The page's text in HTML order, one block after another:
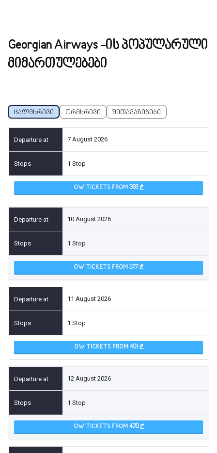
Georgian Airways -ის პოპულარული
მიმართულებები
ცალმხრივი ორმხრივი შეთავაზებები
7 August 2026
1 Stop
OW TICKETS FROM 368
10 August 2026
1 Stop
OW TICKETS FROM 377
11 August 2026
1 Stop
OW TICKETS FROM 401
12 August 2026
1 Stop
OW TICKETS FROM 420